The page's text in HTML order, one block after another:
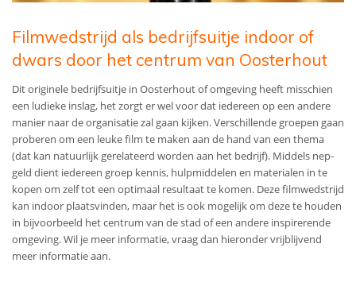
Filmwedstrijd als bedrijfsuitje indoor of
dwars door het centrum van Oosterhout
Dit originele bedrijfsuitje in Oosterhout of omgeving heeft misschien
een ludieke inslag, het zorgt er wel voor dat iedereen op een andere
manier naar de organisatie zal gaan kijken. Verschillende groepen gaan
proberen om een leuke film te maken aan de hand van een thema
(dat kan natuurlijk gerelateerd worden aan het bedrijf). Middels nep-
geld dient iedereen groep kennis, hulpmiddelen en materialen in te
kopen om zelf tot een optimaal resultaat te komen. Deze filmwedstrijd
kan indoor plaatsvinden, maar het is ook mogelijk om deze te houden
in bijvoorbeeld het centrum van de stad of een andere inspirerende
omgeving. Wil je meer informatie, vraag dan hieronder vrijblijvend
meer informatie aan.